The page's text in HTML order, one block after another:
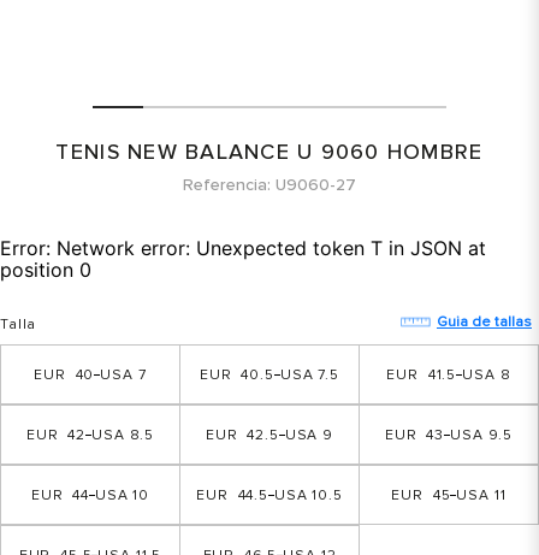
TENIS NEW BALANCE U 9060 HOMBRE
Referencia U9060-27
Error: Network error: Unexpected token T in JSON at
position 0
Talla Guia de tallas
7
40 7.5
40.5 8
41.5
8.5
42 9
42.5 9.5
43
10
44 10.5
44.5 11
45